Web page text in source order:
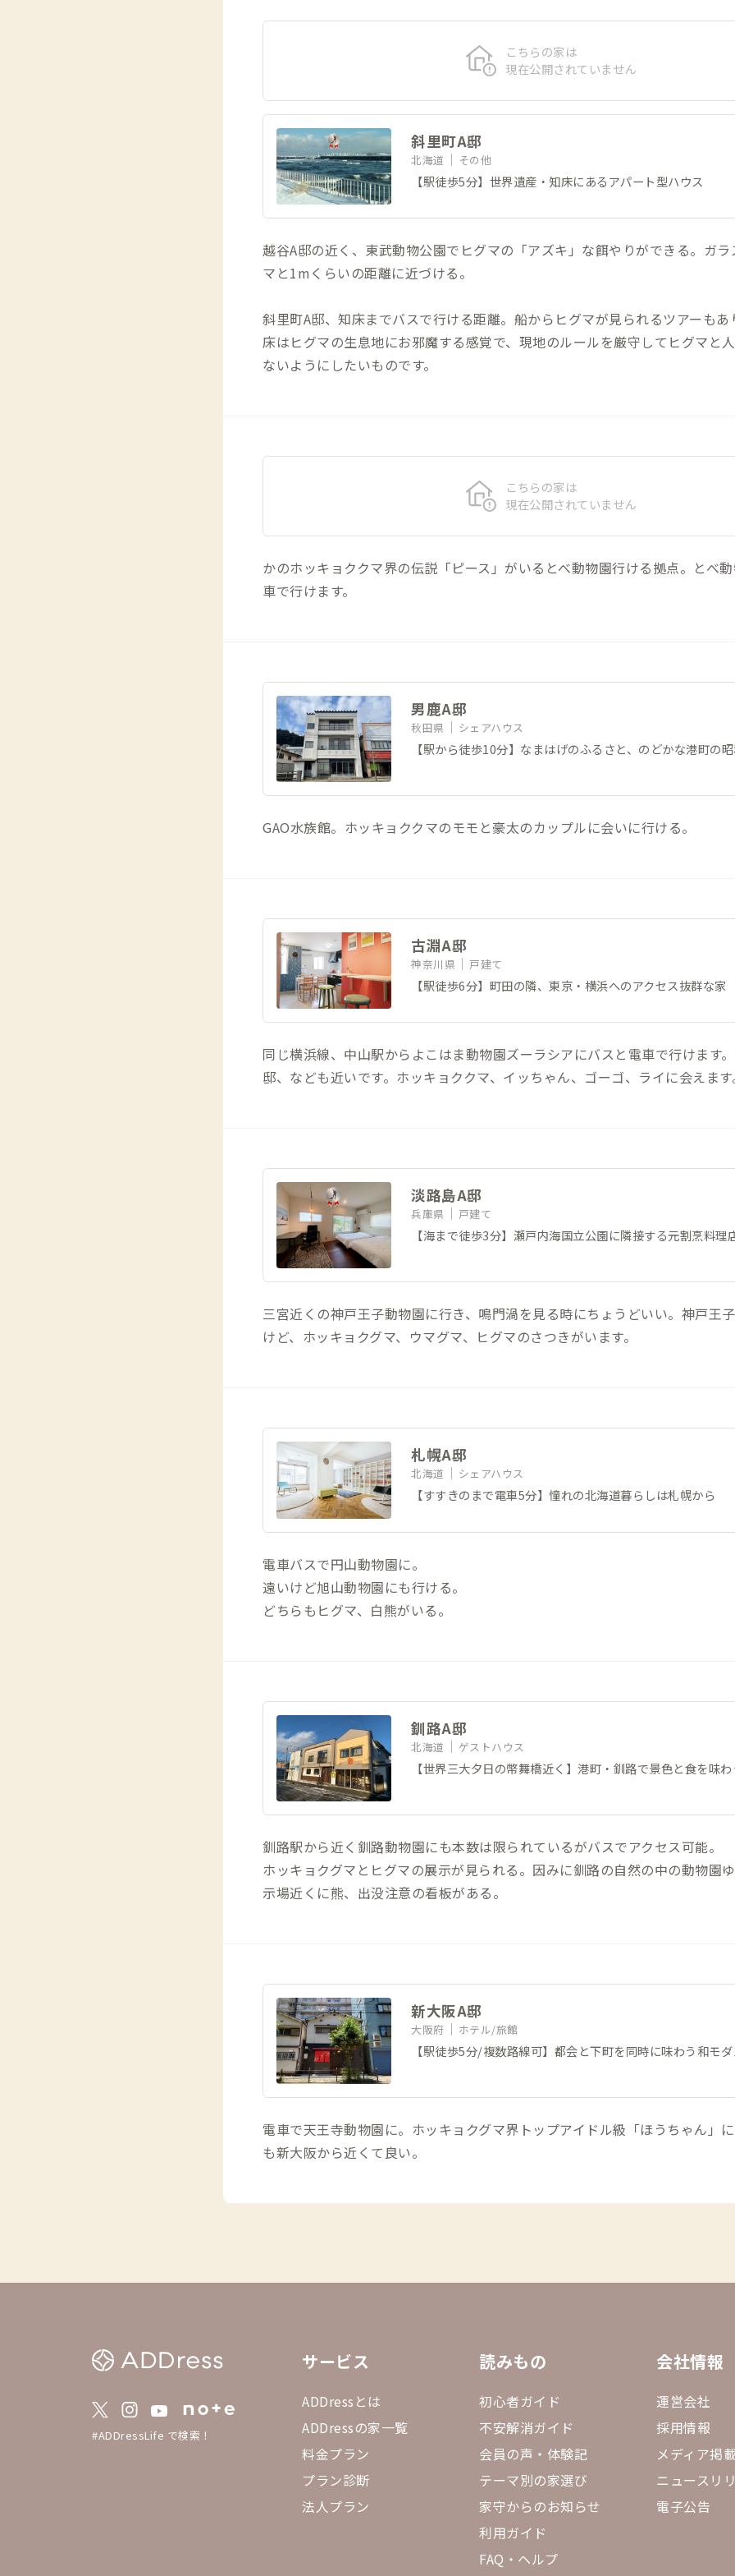
こちらの家は
現在公開されていません
斜里町A邸
北海道 その他
【駅徒歩5分】世界遺産・知床にあるアパート型ハウス
越谷A邸の近く、東武動物公園でヒグマの「アズキ」な餌やりができる。ガ
マと1mくらいの距離に近づける。
斜里町A邸、知床までバスで行ける距離。船からヒグマが見られるツアーもあ
床はヒグマの生息地にお邪魔する感覚で、現地のルールを厳守してヒグマと
ないようにしたいものです。
こちらの家は
現在公開されていません
かのホッキョククマ界の伝説「ピース」がいるとべ動物園行ける拠点。とべ
車で行けます。
男鹿A邸
秋田県 シェアハウス
【駅から徒歩10分】なまはげのふるさと、のどかな港町の
GAO水族館。ホッキョククマのモモと豪太のカップルに会いに行ける。
古淵A邸
神奈川県 戸建て
【駅徒歩6分】町田の隣、東京・横浜へのアクセス抜群な家
同じ横浜線、中山駅からよこはま動物園ズーラシアにバスと電車で行けます
邸、なども近いです。ホッキョククマ、イッちゃん、ゴーゴ、ライに会えます
淡路島A邸
兵庫県 戸建て
【海まで徒歩3分】瀬戸内海国立公園に隣接する元割烹料理
三宮近くの神戸王子動物園に行き、鳴門渦を見る時にちょうどいい。神戸王
けど、ホッキョクグマ、ウマグマ、ヒグマのさつきがいます。
札幌A邸
北海道 シェアハウス
【すすきのまで電車5分】憧れの北海道暮らしは札幌から
電車バスで円山動物園に。
遠いけど旭山動物園にも行ける。
どちらもヒグマ、白熊がいる。
釧路A邸
北海道 ゲストハウス
【世界三大夕日の幣舞橋近く】港町・釧路で景色と食を味
釧路駅から近く釧路動物園にも本数は限られているがバスでアクセス可能。
ホッキョクグマとヒグマの展示が見られる。因みに釧路の自然の中の動物園
示場近くに熊、出没注意の看板がある。
新大阪A邸
大阪府 ホテル/旅館
【駅徒歩5分/複数路線可】都会と下町を同時に味わう和モ
電車で天王寺動物園に。ホッキョクグマ界トップアイドル級「ほうちゃん」
も新大阪から近くて良い。
#ADDressLife で検索！
サービス
ADDressとは
ADDressの家一覧
料金プラン
プラン診断
法人プラン
読みもの
初心者ガイド
不安解消ガイド
会員の声・体験記
テーマ別の家選び
家守からのお知らせ
利用ガイド
FAQ・ヘルプ
会社情報
運営会社
採用情報
メディア掲
ニュースリ
電子公告